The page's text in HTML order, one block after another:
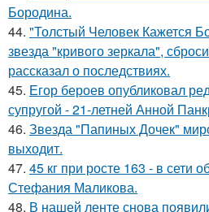
Бородина.
44. "Толстый Человек Кажется
звезда "кривого зеркала",
рассказал о последствиях.
45. Егор бероев опубликовал
супругой - 21-летней Анной
46. Звезда "Папиных Дочек"
выходит.
47. 45 кг при росте 163 - в сети
Стефания Маликова.
48. В нашей ленте снова